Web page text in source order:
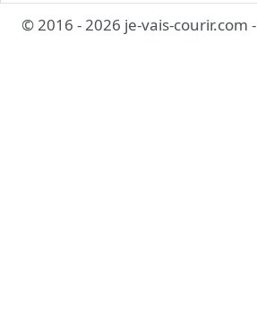
© 2016 - 2026 je-vais-courir.com -